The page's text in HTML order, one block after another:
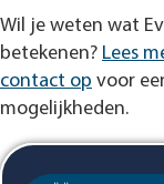
Wil je weten wat
betekenen? Lees
contact op voor
mogelijkheden.